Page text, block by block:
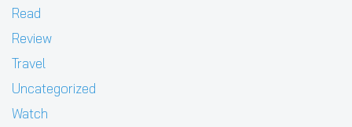
Read
Review
Travel
Uncategorized
Watch